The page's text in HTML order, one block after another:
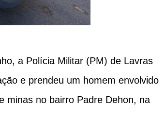
a Polícia Militar (PM) de Lavras
e prendeu um homem envolvido
minas no bairro Padre Dehon, na